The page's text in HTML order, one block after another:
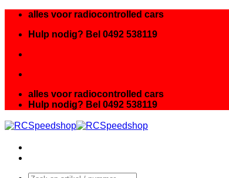
inhoud
alles voor radiocontrolled cars
Hulp nodig? Bel 0492 538119
alles voor radiocontrolled cars
Hulp nodig? Bel 0492 538119